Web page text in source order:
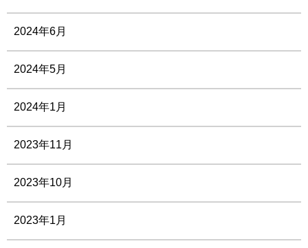
2024年6月
2024年5月
2024年1月
2023年11月
2023年10月
2023年1月